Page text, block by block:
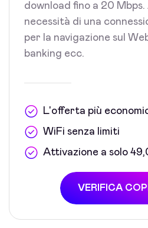
download fino a 20
necessità di una
per la navigazione sul
banking ecc.
L'offerta più
WiFi senza limiti
Attivazione a solo
VERIFICA